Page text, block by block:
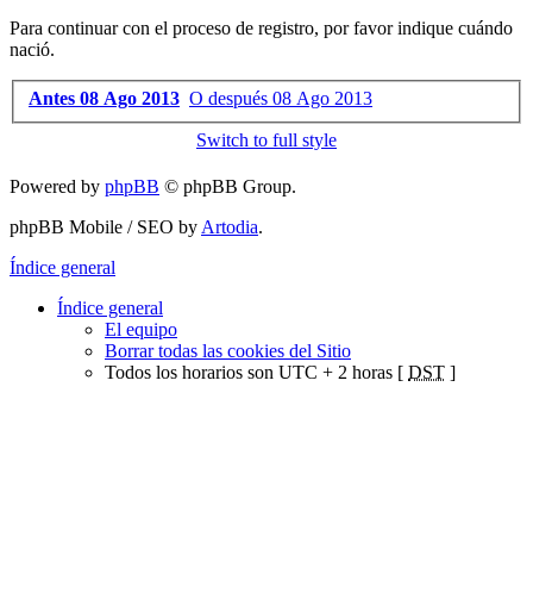
Para continuar con el proceso de registro, por favor indique cuándo
nació.
Antes 08 Ago 2013 O después 08 Ago 2013
Switch to full style
Powered by phpBB © phpBB Group.
phpBB Mobile / SEO by Artodia.
Índice general
Índice general
El equipo
Borrar todas las cookies del Sitio
Todos los horarios son UTC + 2 horas [ DST ]